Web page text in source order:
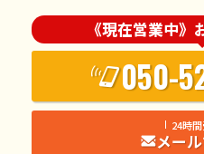
《現在営業中》
050-
24時
メー